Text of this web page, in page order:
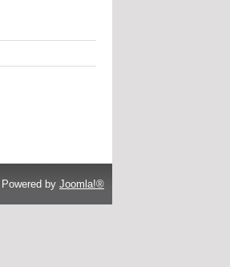
Powered by Joomla!®